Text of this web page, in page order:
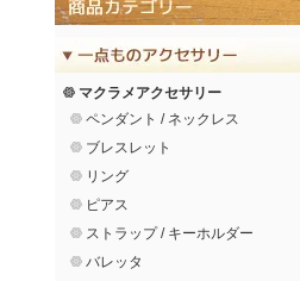
マクラメアクセサリー
ペンダント / ネックレス
ブレスレット
リング
ピアス
ストラップ / キーホルダー
バレッタ